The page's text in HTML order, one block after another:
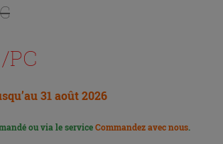
/PC
31 août 2026
ou via le serviceCommandez avec nous.